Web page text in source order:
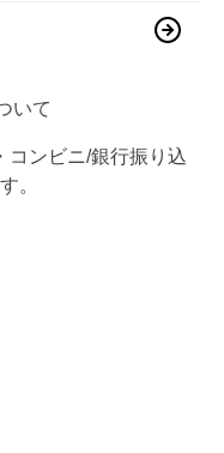
いて
コンビニ/銀行振り込
。